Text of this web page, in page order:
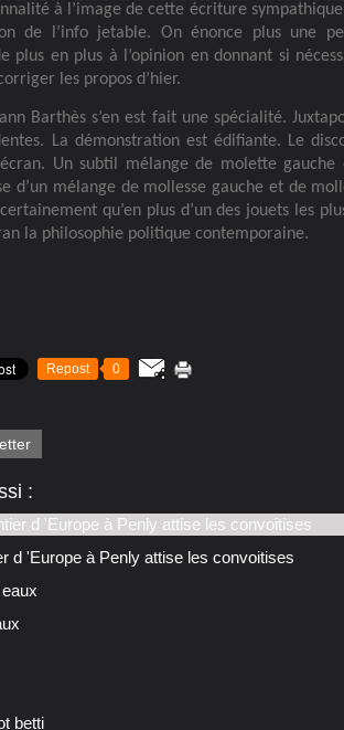
à l’image de cette écriture
de l’info jetable. On énonce plus une
plus en plus à l’opinion en donnant si
les propos d’hier.
Barthès s’en est fait une spécialité.
La démonstration est édifiante. Le
Un subtil mélange de molette
d’un mélange de mollesse gauche et de
qu’en plus d’un des jouets les
la philosophie politique contemporaine.
Repost 0
:
d 'Europe à Penly attise les convoitises